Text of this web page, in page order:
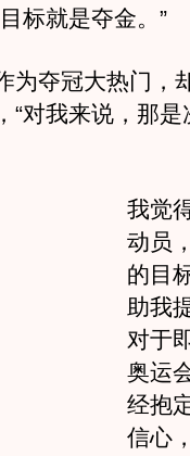
目标就是夺金
夺冠大热门，
“对我来说，那是
我觉
动员
的目
助我
对于
奥运
经抱
信心